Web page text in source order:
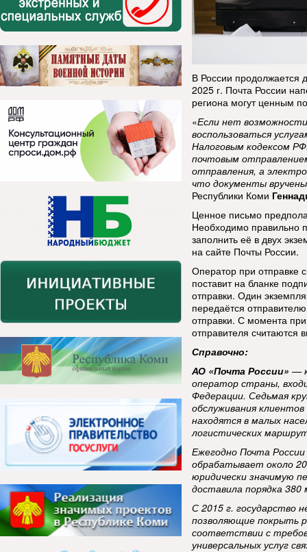
В России продолжается
2025 г. Почта России
региона могут ценным
«Если нет
воспользоваться
Налоговым кодексом
почтовым
отправления, а
что документы
Республики Коми
Ценное письмо
Необходимо правильно
заполнить её в двух
на сайте Почты России.
Оператор при отправке
поставит на бланке
отправки. Один
передаётся
отправки. С момента
отправителя считаются
Справочно:
АО «Почта России» —
оператор страны,
Федерации. Седьмая
обслуживания
находятся в малых
логистических
Ежегодно Почта
обрабатывает около
юридически значимую
доставила порядка
С 2015 г. государство
позволяющие покрыть
соответствии с
универсальных услуг